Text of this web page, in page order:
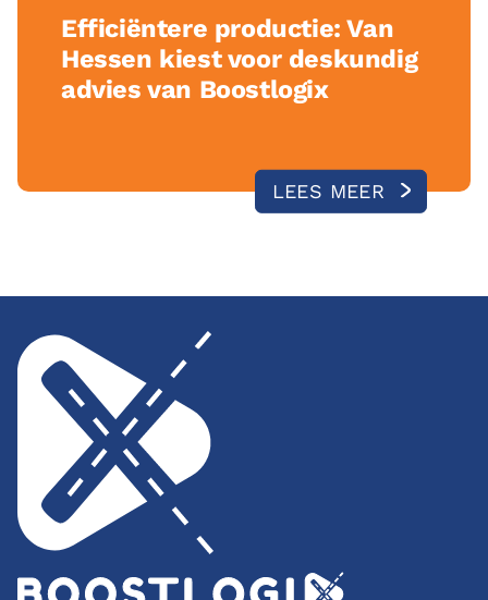
Efficiëntere productie: Van
Hessen kiest voor deskundig
advies van Boostlogix
LEES MEER